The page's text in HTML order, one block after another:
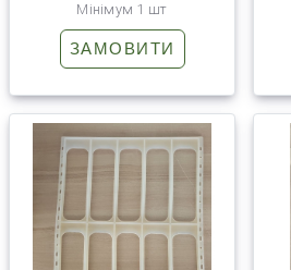
Мінімум 1 шт
ЗАМОВИТИ